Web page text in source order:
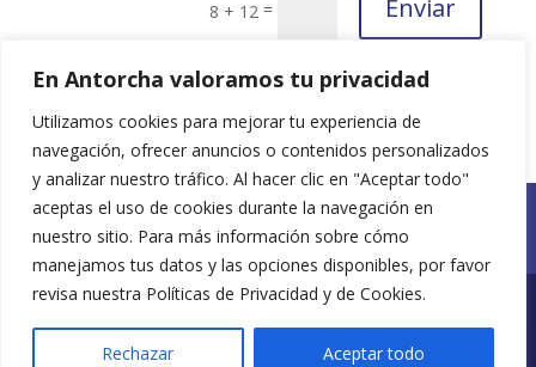
En Antorcha valoramos tu privacidad
Utilizamos cookies para mejorar tu experiencia de
navegación, ofrecer anuncios o contenidos personalizados
y analizar nuestro tráfico. Al hacer clic en "Aceptar todo"
aceptas el uso de cookies durante la navegación en
nuestro sitio. Para más información sobre cómo
manejamos tus datos y las opciones disponibles, por favor
revisa nuestra Políticas de Privacidad y de Cookies.
Rechazar Aceptar todo
8 + 12 = Enviar
Políticas de Privacidad
Políticas de Cookies
Diseñado por ArtSIX® / Todos los Derechos